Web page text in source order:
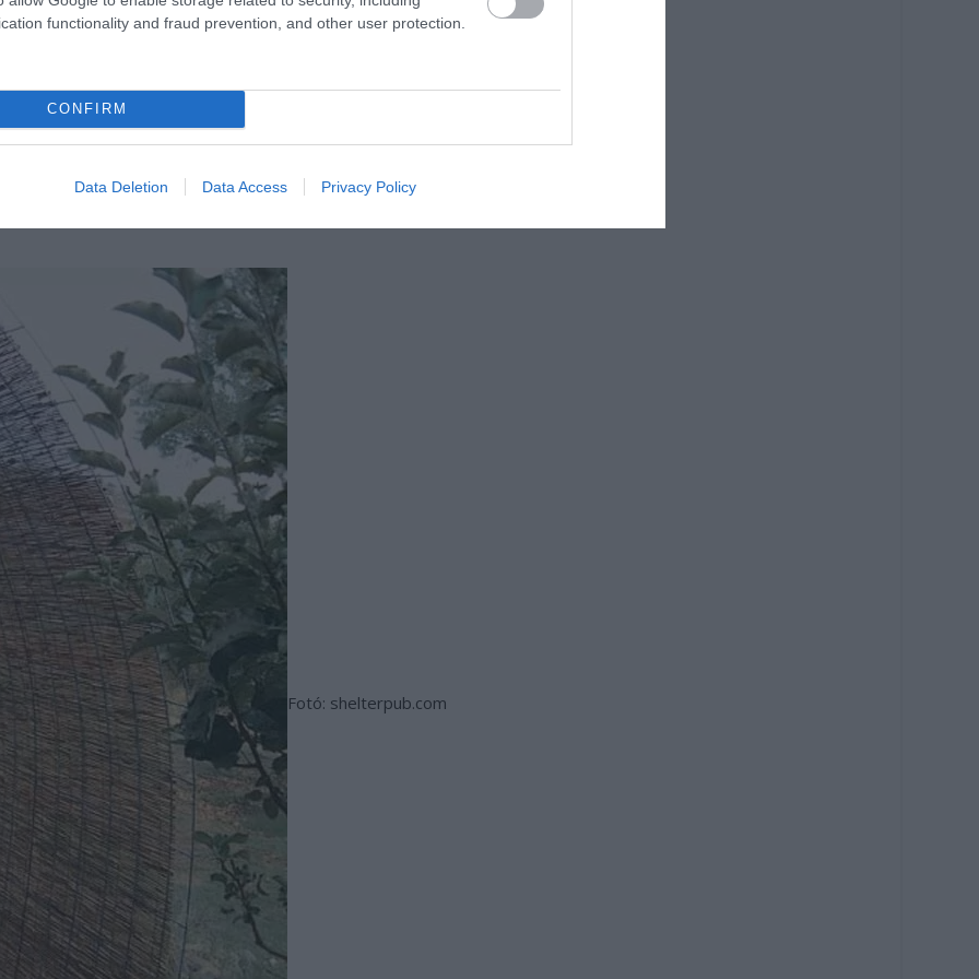
functionality and fraud prevention, and other user protection.
CONFIRM
Data Deletion Data Access Privacy Policy
nap elleni védőernyő számos stílushoz jól illik.12.
látványos megoldás.
használt nádat akár
hogy árnyékos területet
Fotó: shelterpub.com